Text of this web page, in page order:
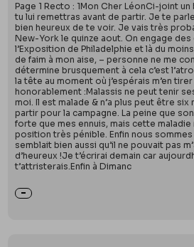
Page 1 Recto : 1Mon Cher LéonCi-joint
tu lui remettras avant de partir. Je te
bien heureux de te voir. Je vais très
New-York le quinze aout. On engage
l’Exposition de Philadelphie et là du
de faim à mon aise, – personne ne me
détermine brusquement à cela c’est
la tête au moment où j’espérais m’en
honorablement :Malassis ne peut tenir
moi. Il est malade & n’a plus peut être
partir pour la campagne. La peine que
forte que mes ennuis, mais cette maladie
position très pénible. Enfin nous
semblait bien aussi qu’il ne pouvait pas
d’heureux !Je t’écrirai demain car
t’attristerais.Enfin à Dimanc